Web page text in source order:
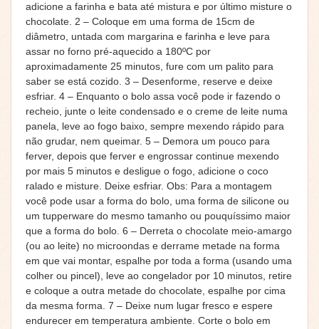
adicione a farinha e bata até mistura e por último misture o
chocolate. 2 – Coloque em uma forma de 15cm de
diâmetro, untada com margarina e farinha e leve para
assar no forno pré-aquecido a 180ºC por
aproximadamente 25 minutos, fure com um palito para
saber se está cozido. 3 – Desenforme, reserve e deixe
esfriar. 4 – Enquanto o bolo assa você pode ir fazendo o
recheio, junte o leite condensado e o creme de leite numa
panela, leve ao fogo baixo, sempre mexendo rápido para
não grudar, nem queimar. 5 – Demora um pouco para
ferver, depois que ferver e engrossar continue mexendo
por mais 5 minutos e desligue o fogo, adicione o coco
ralado e misture. Deixe esfriar. Obs: Para a montagem
você pode usar a forma do bolo, uma forma de silicone ou
um tupperware do mesmo tamanho ou pouquíssimo maior
que a forma do bolo. 6 – Derreta o chocolate meio-amargo
(ou ao leite) no microondas e derrame metade na forma
em que vai montar, espalhe por toda a forma (usando uma
colher ou pincel), leve ao congelador por 10 minutos, retire
e coloque a outra metade do chocolate, espalhe por cima
da mesma forma. 7 – Deixe num lugar fresco e espere
endurecer em temperatura ambiente. Corte o bolo em